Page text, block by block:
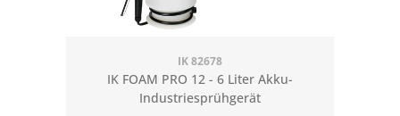
IK 82678
IK FOAM PRO 12 - 6 Liter Akku-
Industriesprühgerät